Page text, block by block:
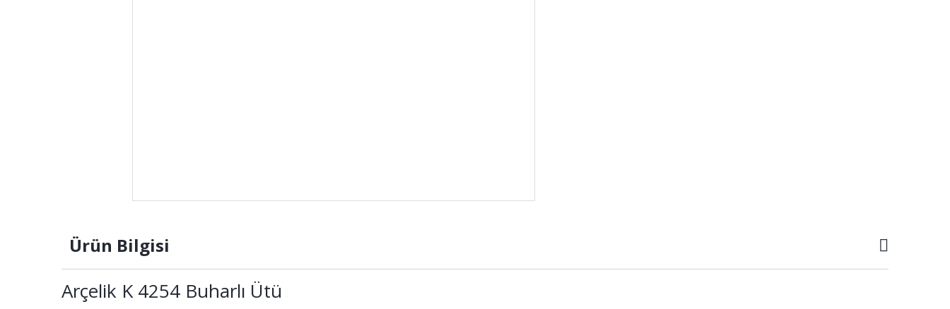
Ürün Bilgisi
Arçelik K 4254 Buharlı Ütü